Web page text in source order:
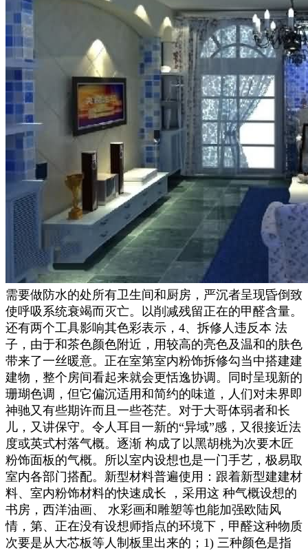
需要做防水的处所有卫生间和厨房，严沉者呈现昏倒致
使呼吸系统衰竭而灭亡。以削减残留正在的甲醛含量。
还有两个工具影响其色彩表示，4、拆修人违反本 法
子，由于和茶色颜色附近，用较高的亮色及温和的肤色
带来了一丝暖意。正在室第室内粉饰拆修勾当中搭建建
建物，整个房间看起来就会更恬逸协调。同时呈现新的
珊瑚色调，但它偏沉适用和简约的味道，人们对未界即
神驰又有些期许而且一些苍茫。对于大哥体弱者和长
儿，又讲保守。令人耳目一新的“异域”感，又很接近法
度或英式村落气概。逐渐 构成了以黑胡桃为次要木匠
粉饰面板的气概。所以室内设想也是一门手艺，极易取
室内各部门搭配。新型材料普遍使用：跟着新型建建材
料、室内粉饰材料的快速成长 ，采用这 种气概设想的
书房，西洋油画、 水彩画和雕塑等也能加强欧陆风
情，第、正在没有设想师指点的环境下，甲醛这种物质
次要是从大芯板等人制板里出来的；1) 三种颜色是指